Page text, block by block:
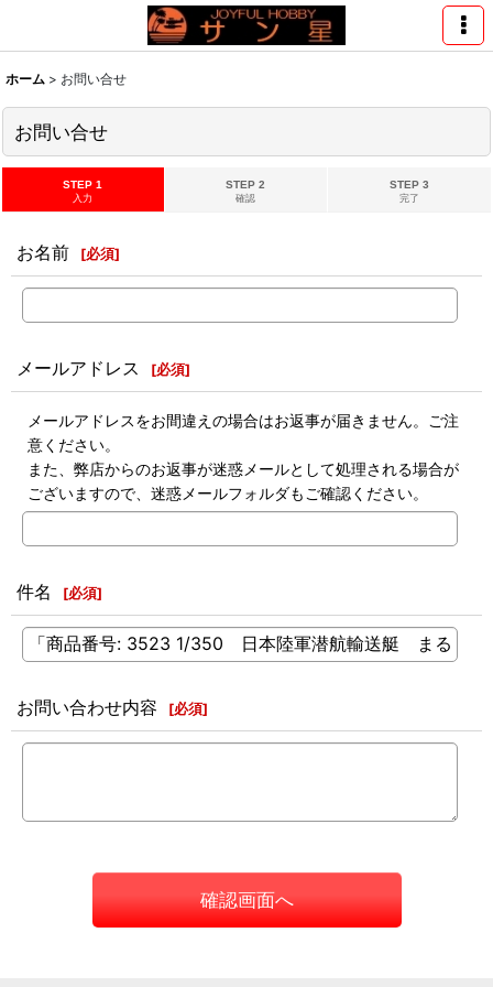
ホーム > お問い合せ
お問い合せ
STEP 1
入力
STEP 2
確認
STEP 3
完了
お名前 [必須]
メールアドレス [必須]
メールアドレスをお間違えの場合はお返事が届きません。ご注
意ください。
また、弊店からのお返事が迷惑メールとして処理される場合が
ございますので、迷惑メールフォルダもご確認ください。
件名 [必須]
お問い合わせ内容 [必須]
確認画面へ